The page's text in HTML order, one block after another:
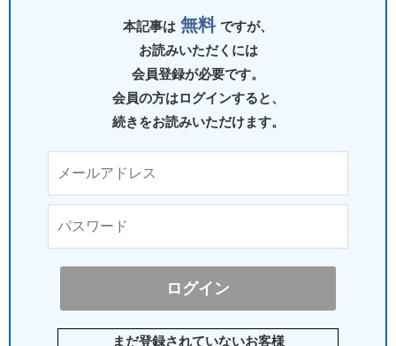
本記事は 無料 ですが、
お読みいただくには
会員登録が必要です。
会員の方はログインすると、
続きをお読みいただけます。
まだ登録されていないお客様